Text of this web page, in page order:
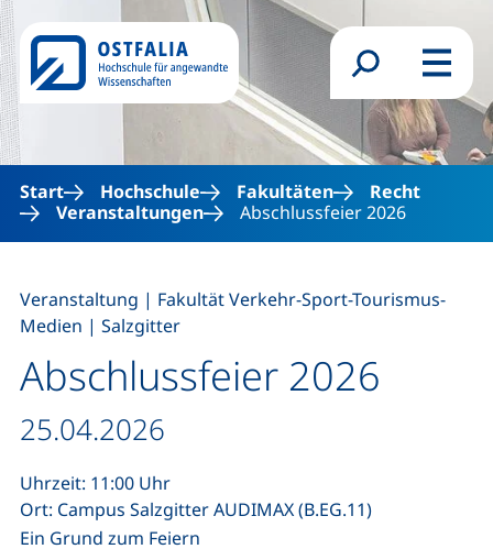
Direkt zum Inhalt
Suchformular
Menü
Start Hochschule Fakultäten
Recht
Veranstaltungen
Abschlussfeier 2026
Abschlussfeier 2026
Veranstaltung | Fakultät Verkehr-Sport-Tourismus-
Medien | Salzgitter
Datum / Dauer:
25.04.2026
Uhrzeit: 11:00 Uhr
Ort: Campus Salzgitter AUDIMAX (B.EG.11)
Ein Grund zum Feiern